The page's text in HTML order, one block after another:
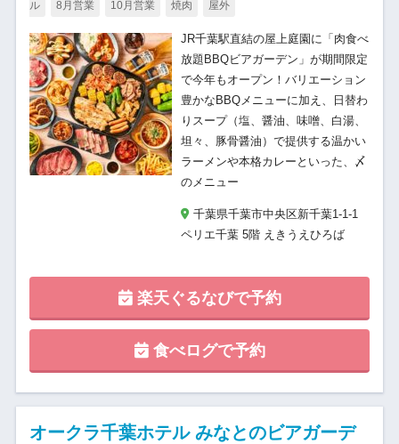
ル 8月営業 10月営業 焼肉 屋外
JR千葉駅直結の屋上庭園に「肉食べ
放題BBQビアガーデン」が期間限定
で今年もオープン！バリエーション
豊かなBBQメニューに加え、日替わ
りスープ（塩、醤油、味噌、白湯、
坦々、豚骨醤油）で提供する温かい
ラーメンや本格カレーといった、〆
のメニュー
千葉県千葉市中央区新千葉1-1-1
ペリエ千葉 5階 えきうえひろば
楽天ぐるなびで予約
食べログで予約
オークラ千葉ホテル みなとのビアガーデ